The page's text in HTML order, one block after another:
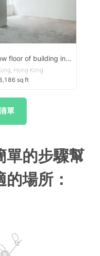
Office Space for Lease in Low floor of building in Tsim Sha Tsui
Hong Kong
sq ft
單
單的步驟幫
場所：